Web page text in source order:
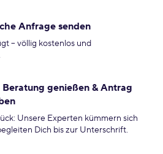
Anfrage senden
– völlig kostenlos und
Beratung genießen & Antrag
Unsere Experten kümmern sich
Dich bis zur Unterschrift.